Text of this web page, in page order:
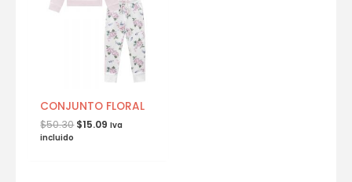
CONJUNTO FLORAL
$50.30 $15.09 Iva
incluido